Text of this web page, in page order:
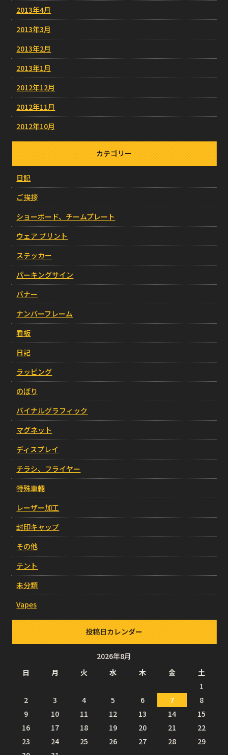
2013年4月
2013年3月
2013年2月
2013年1月
2012年12月
2012年11月
2012年10月
カテゴリー
日記
ご挨拶
ショーボード、チームプレート
ウェア プリント
ステッカー
パーキングサイン
バナー
ナンバーフレーム
看板
日記
ラッピング
のぼり
バイナルグラフィック
マグネット
ディスプレイ
チラシ、フライヤー
特殊車輛
レーザー加工
封印キャップ
その他
テント
未分類
Vapes
投稿日カレンダー
2026年8月
日
月 火 水 木 金
土
1
2
3 4 5 6 7
8
9
10 11 12 13 14
15
16
17 18 19 20 21
22
23
24 25 26 27 28
29